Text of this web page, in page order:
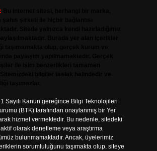
Sayılı Kanun gereğince Bilgi Teknolojileri
(BTK) tarafından onaylanmış bir Yer
hizmet vermektedir. Bu nedenle, sitedeki
olarak denetleme veya araştırma
bulunmamaktadır. Ancak, üyelerimiz
sorumluluğunu taşımakta olup, siteye